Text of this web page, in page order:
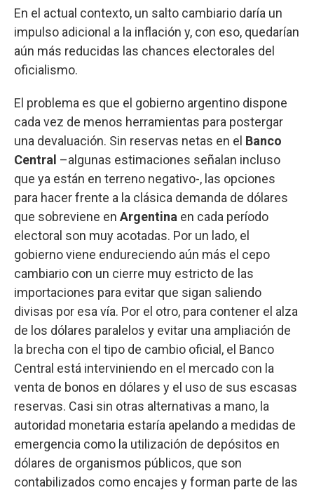
En el actual contexto, un salto cambiario daría un
impulso adicional a la inflación y, con eso, quedarían
aún más reducidas las chances electorales del
oficialismo.
El problema es que el gobierno argentino dispone
cada vez de menos herramientas para postergar
una devaluación. Sin reservas netas en el Banco
Central –algunas estimaciones señalan incluso
que ya están en terreno negativo-, las opciones
para hacer frente a la clásica demanda de dólares
que sobreviene en Argentina en cada período
electoral son muy acotadas. Por un lado, el
gobierno viene endureciendo aún más el cepo
cambiario con un cierre muy estricto de las
importaciones para evitar que sigan saliendo
divisas por esa vía. Por el otro, para contener el alza
de los dólares paralelos y evitar una ampliación de
la brecha con el tipo de cambio oficial, el Banco
Central está interviniendo en el mercado con la
venta de bonos en dólares y el uso de sus escasas
reservas. Casi sin otras alternativas a mano, la
autoridad monetaria estaría apelando a medidas de
emergencia como la utilización de depósitos en
dólares de organismos públicos, que son
contabilizados como encajes y forman parte de las